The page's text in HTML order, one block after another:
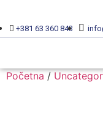
+381 63 360 843
Početna /